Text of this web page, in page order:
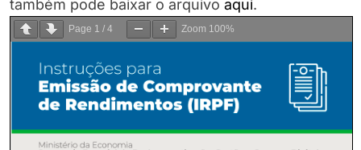
também pode baixar o arquivo aqui.
Page 1 / 4 Zoom 100%